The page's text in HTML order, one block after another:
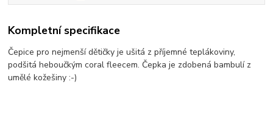
Kompletní specifikace
Čepice pro nejmenší dětičky je ušitá z příjemné teplákoviny,
podšitá heboučkým coral fleecem. Čepka je zdobená bambulí z
umělé kožešiny :-)